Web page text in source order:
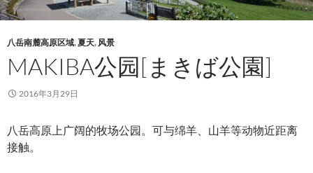
八岳南麓高原区域,夏天, 风景
MAKIBA公园[まきば公園]
2016年3月29日
八岳高原上广阔的牧场公园。可与绵羊、山羊等动物近距离
接触。